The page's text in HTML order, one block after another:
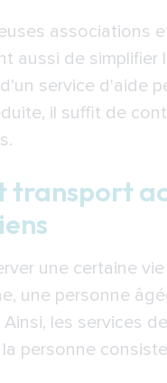
associations
aussi de
service d'aide
il suffit de
transport
une certaine
une personne
Ainsi, les services
personne